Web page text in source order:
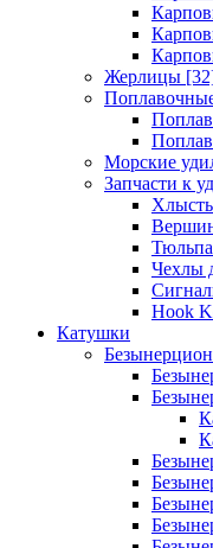
Жерлицы
Морские
Запчасти к
Чехлы
Hook
Катушки